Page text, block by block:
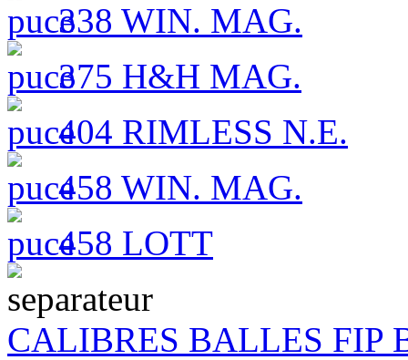
338 WIN. MAG.
375 H&H MAG.
404 RIMLESS N.E.
458 WIN. MAG.
458 LOTT
CALIBRES BALLES FIP